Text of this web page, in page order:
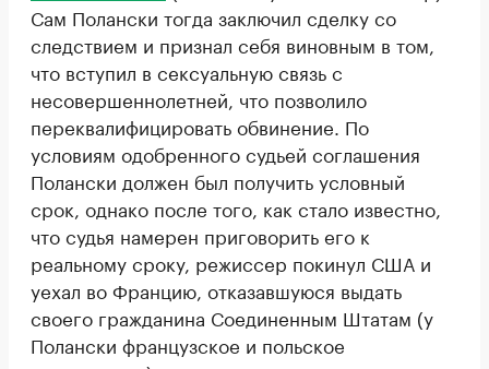
Сам Полански тогда заключил сделку со
следствием и признал себя виновным в том,
что вступил в сексуальную связь с
несовершеннолетней, что позволило
переквалифицировать обвинение. По
условиям одобренного судьей соглашения
Полански должен был получить условный
срок, однако после того, как стало известно,
что судья намерен приговорить его к
реальному сроку, режиссер покинул США и
уехал во Францию, отказавшуюся выдать
своего гражданина Соединенным Штатам (у
Полански французское и польское